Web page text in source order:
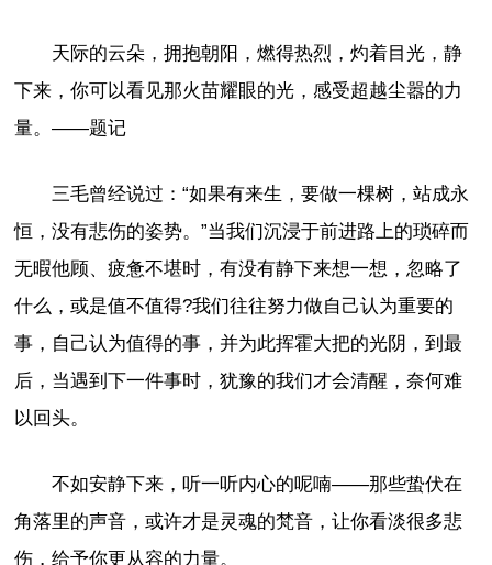
天际的云朵，拥抱朝阳，燃得热烈，灼着目光，静
下来，你可以看见那火苗耀眼的光，感受超越尘嚣的力
量。——题记
三毛曾经说过：“如果有来生，要做一棵树，站成永
恒，没有悲伤的姿势。”当我们沉浸于前进路上的琐碎而
无暇他顾、疲惫不堪时，有没有静下来想一想，忽略了
什么，或是值不值得?我们往往努力做自己认为重要的
事，自己认为值得的事，并为此挥霍大把的光阴，到最
后，当遇到下一件事时，犹豫的我们才会清醒，奈何难
以回头。
不如安静下来，听一听内心的呢喃——那些蛰伏在
角落里的声音，或许才是灵魂的梵音，让你看淡很多悲
伤，给予你更从容的力量。